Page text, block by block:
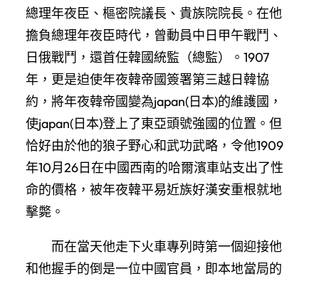
總理年夜臣、樞密院議長、貴族院院長。在他
擔負總理年夜臣時代，曾動員中日甲午戰鬥、
日俄戰鬥，還首任韓國統監（總監）。1907
年，更是迫使年夜韓帝國簽署第三越日韓協
約，將年夜韓帝國變為japan(日本)的維護國，
使japan(日本)登上了東亞頭號強國的位置。但
恰好由於他的狼子野心和武功武略，令他1909
年10月26日在中國西南的哈爾濱車站支出了性
命的價格，被年夜韓平易近族好漢安重根就地
擊斃。
而在當天他走下火車專列時第一個迎接他
和他握手的倒是一位中國官員，即本地當局的